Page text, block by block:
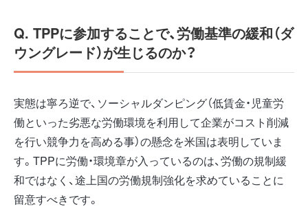
Q. TPPに参加することで、労働基準の緩和（ダ
ウングレード）が生じるのか？
実態は寧ろ逆で、ソーシャルダンピング（低賃金・児童労
働といった劣悪な労働環境を利用して企業がコスト削減
を行い競争力を高める事）の懸念を米国は表明していま
す。TPPに労働・環境章が入っているのは、労働の規制緩
和ではなく、途上国の労働規制強化を求めていることに
留意すべきです。